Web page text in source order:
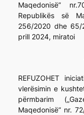
Maqedonisë”
Republikës së
256/2020 dhe 65/
prill 2024, miratoi
REFUZOHET
vlerësimin e
përmbarim
Maqedonisë“ nr.